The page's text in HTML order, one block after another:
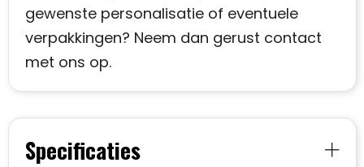
gewenste personalisatie of eventuele
verpakkingen? Neem dan gerust contact
met ons op.
Specificaties